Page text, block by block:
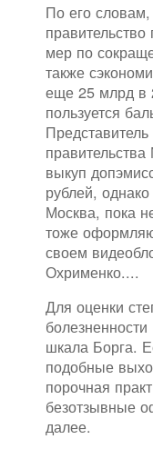
По его
мер по
также
еще 25 млрд в
пользуется
выкуп
рублей,
Москва, пока
тоже
своем
Охрименко....
Для оценки
шкала Борга.
подобные
порочная
безотзывные
далее.